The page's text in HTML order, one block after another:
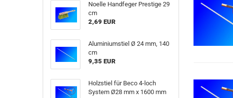
Noelle Handfeger Prestige 29
cm
2,69 EUR
Aluminiumstiel Ø 24 mm, 140
cm
9,35 EUR
Holzstiel für Beco 4-loch
System Ø28 mm x 1600 mm